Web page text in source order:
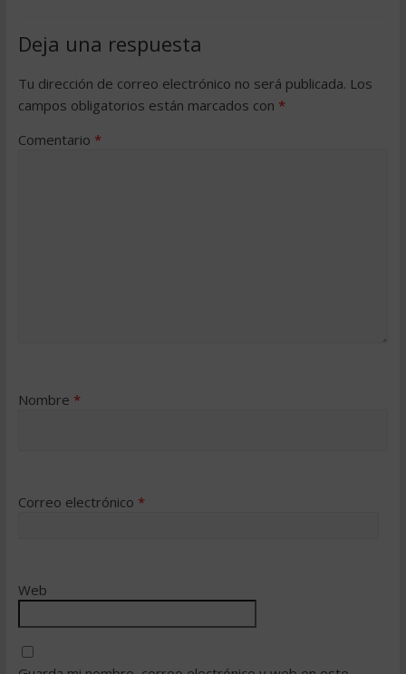
Deja una respuesta
Tu dirección de correo electrónico no será publicada. Los
campos obligatorios están marcados con *
Comentario *
Nombre *
Correo electrónico *
Web